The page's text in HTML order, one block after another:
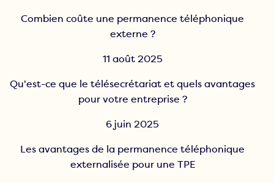
Combien coûte une permanence téléphonique
externe ?
11 août 2025
Qu'est-ce que le télésecrétariat et quels avantages
pour votre entreprise ?
6 juin 2025
Les avantages de la permanence téléphonique
externalisée pour une TPE